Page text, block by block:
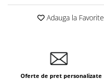
Adauga la Favorite
Oferte de pret personalizate